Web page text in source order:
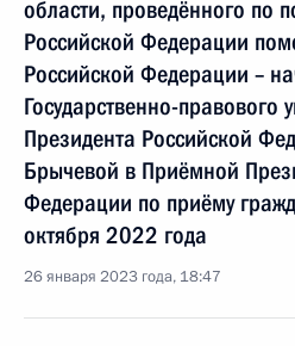
области, проведённого по
Российской Федерации
Российской Федерации –
Государственно-правового
Президента Российской
Брычевой в Приёмной
Федерации по приёму
октября 2022 года
26 января 2023 года, 18:47